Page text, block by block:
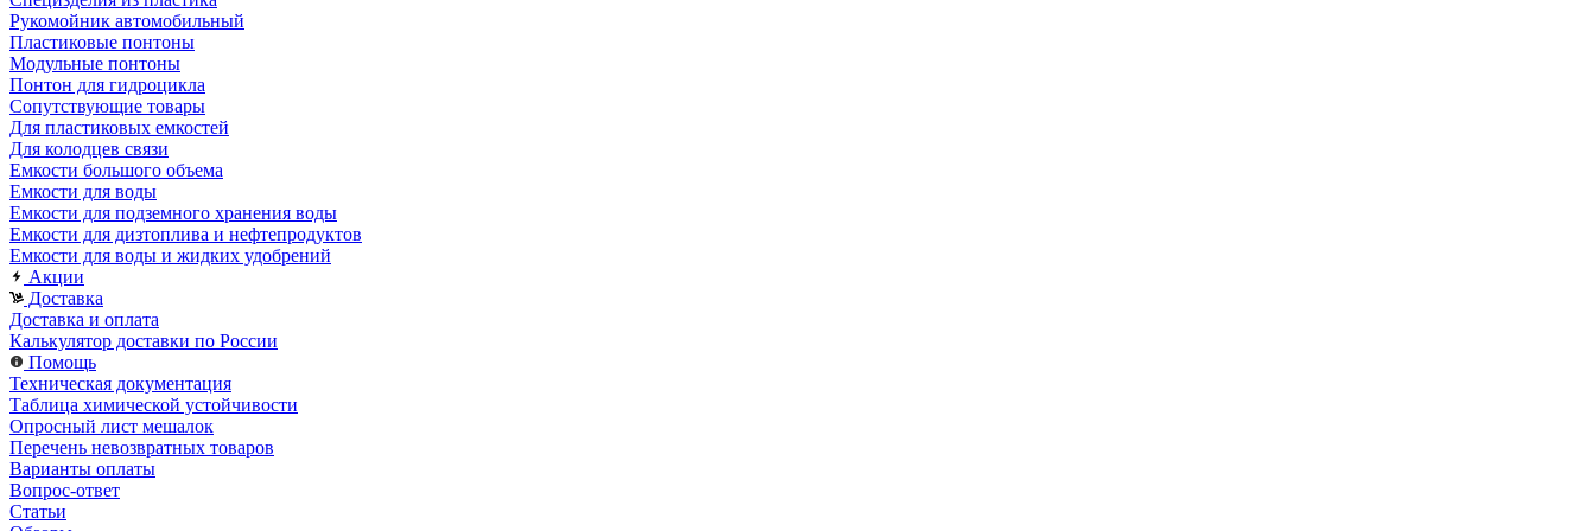
Рукомойник автомобильный
Пластиковые понтоны
Модульные понтоны
Понтон для гидроцикла
Сопутствующие товары
Для пластиковых емкостей
Для колодцев связи
Емкости большого объема
Емкости для воды
Емкости для подземного хранения воды
Емкости для дизтоплива и нефтепродуктов
Емкости для воды и жидких удобрений
Акции
Доставка
Доставка и оплата
Калькулятор доставки по России
Помощь
Техническая документация
Таблица химической устойчивости
Опросный лист мешалок
Перечень невозвратных товаров
Варианты оплаты
Вопрос-ответ
Статьи